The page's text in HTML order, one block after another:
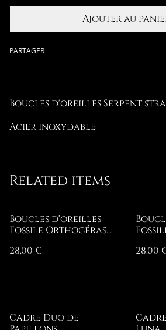
Ajouter au
PARTAGER
Boucles d'oreilles Serpent
Acier inoxydable
Related items
Boucles d'oreilles
Fossile Orthocéras
28,00 € 28,00
Cadre Duo de